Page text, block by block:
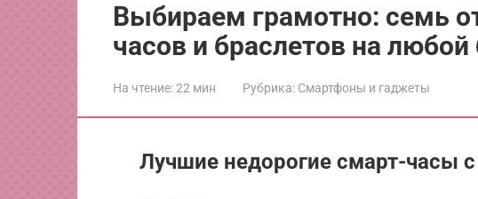
Выбираем грамотно: семь
часов и браслетов на
На чтение:22 мин Рубрика: Смартфоны и гаджеты
Лучшие недорогие смарт-часы